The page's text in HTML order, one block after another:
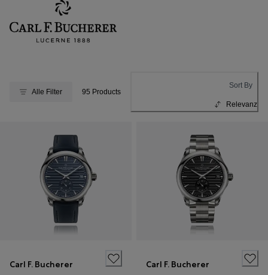
Alle Filter 95 Products
Sort By
Relevanz
Carl F. Bucherer
Carl F. Bucherer